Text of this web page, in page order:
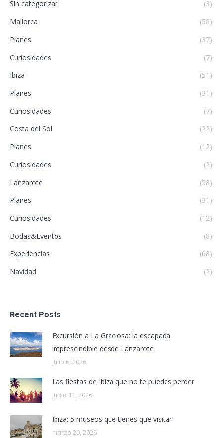
Sin categorizar
(3)
Mallorca
(58)
Planes
(37)
Curiosidades
(7)
Ibiza
(51)
Planes
(31)
Curiosidades
(7)
Costa del Sol
(22)
Planes
(12)
Curiosidades
(2)
Lanzarote
(58)
Planes
(31)
Curiosidades
(12)
Bodas&Eventos
(8)
Experiencias
(68)
Navidad
(2)
Recent Posts
Excursión a La Graciosa: la escapada
imprescindible desde Lanzarote
julio 6, 2026
Las fiestas de Ibiza que no te puedes perder
junio 11, 2026
Ibiza: 5 museos que tienes que visitar
marzo 20, 2026